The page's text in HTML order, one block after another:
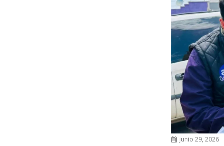
junio 29, 2026